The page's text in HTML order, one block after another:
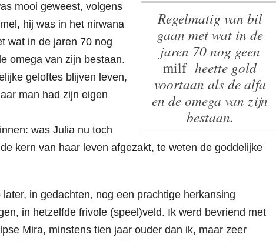
Regelmatig van bil
gaan met wat in de
jaren 70 nog geen
milf heette gold
voortaan als de alfa
en de omega van zijn
bestaan.
mooi geweest, volgens
hij was in het nirwana
wat in de jaren 70 nog
omega van zijn bestaan.
geloftes blijven leven,
man had zijn eigen
was Julia nu toch
kern van haar leven afgezakt, te weten de goddelijke
later, in gedachten, nog een prachtige herkansing
in hetzelfde frivole (speel)veld. Ik werd bevriend met
Mira, minstens tien jaar ouder dan ik, maar zeer